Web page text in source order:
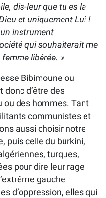
dis-leur que tu es la
et uniquement Lui !
un instrument
qui souhaiterait me
libérée. »
Bibimoune ou
donc d’être des
ou des hommes. Tant
communistes et
aussi choisir notre
puis celle du burkini,
turques,
pour dire leur rage
gauche
d’oppression, elles qui